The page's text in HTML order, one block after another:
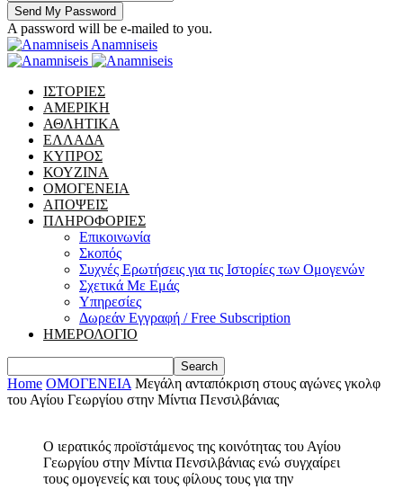
A password will be e-mailed to you.
Anamniseis
ΙΣΤΟΡΙΕΣ
ΑΜΕΡΙΚΗ
ΑΘΛΗΤΙΚΑ
ΕΛΛΑΔΑ
ΚΥΠΡΟΣ
ΚΟΥΖΙΝΑ
ΟΜΟΓΕΝΕΙΑ
ΑΠΟΨΕΙΣ
ΠΛΗΡΟΦΟΡΙΕΣ
Επικοινωνία
Σκοπός
Συχνές Ερωτήσεις για τις Ιστορίες των Ομογενών
Σχετικά Με Εμάς
Υπηρεσίες
Δωρεάν Εγγραφή / Free Subscription
ΗΜΕΡΟΛΟΓΙΟ
Home ΟΜΟΓΕΝΕΙΑ Μεγάλη ανταπόκριση στους αγώνες γκολφ
του Αγίου Γεωργίου στην Μίντια Πενσιλβάνιας
Ο ιερατικός προϊστάμενος της κοινότητας του Αγίου
Γεωργίου στην Μίντια Πενσιλβάνιας ενώ συγχαίρει
τους ομογενείς και τους φίλους τους για την